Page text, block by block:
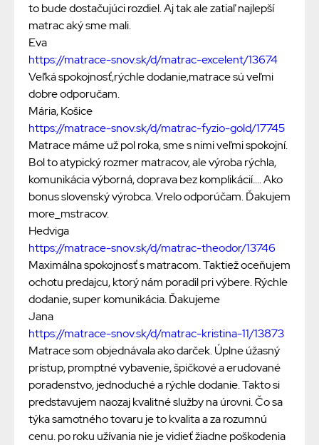
to bude dostačujúci rozdiel. Aj tak ale zatiaľ najlepší
matrac aký sme mali.
Eva
https://matrace-snov.sk/d/matrac-excelent/13674
Veľká spokojnosť,rýchle dodanie,matrace sú veľmi
dobre odporučam.
Mária, Košice
https://matrace-snov.sk/d/matrac-fyzio-gold/17745
Matrace máme už pol roka, sme s nimi veľmi spokojní.
Bol to atypický rozmer matracov, ale výroba rýchla,
komunikácia výborná, doprava bez komplikácií.... Ako
bonus slovenský výrobca. Vrelo odporúčam. Ďakujem
more_mstracov.
Hedviga
https://matrace-snov.sk/d/matrac-theodor/13746
Maximálna spokojnosť s matracom. Taktiež oceňujem
ochotu predajcu, ktorý nám poradil pri výbere. Rýchle
dodanie, super komunikácia. Ďakujeme
Jana
https://matrace-snov.sk/d/matrac-kristina-11/13873
Matrace som objednávala ako darček. Úplne úžasný
prístup, promptné vybavenie, špičkové a erudované
poradenstvo, jednoduché a rýchle dodanie. Takto si
predstavujem naozaj kvalitné služby na úrovni. Čo sa
týka samotného tovaru je to kvalita a za rozumnú
cenu. po roku užívania nie je vidieť žiadne poškodenia